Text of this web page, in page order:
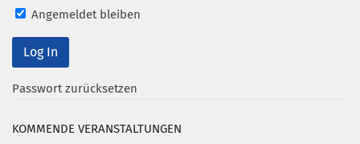
Bundesverband Marketing Clubs
MARKETING PIONIERE
Newsletter
Angemeldet bleiben
Passwort zurücksetzen
KOMMENDE VERANSTALTUNGEN